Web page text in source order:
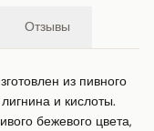
Отзывы
из пивного
и кислоты.
бежевого цвета,